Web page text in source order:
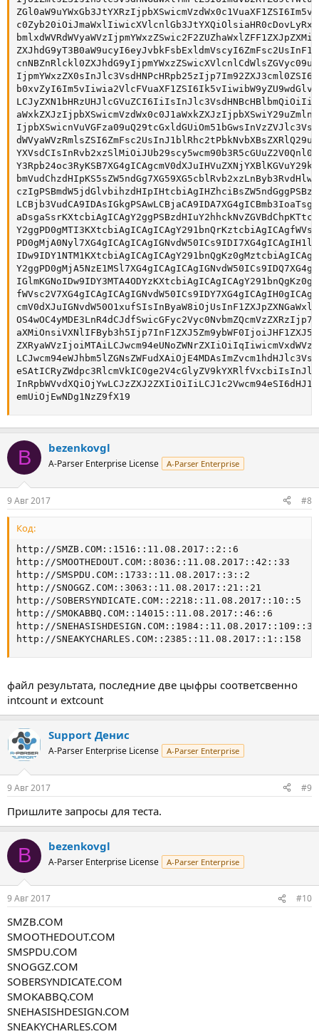
emUiOjEwNDg1NzZ9fX19
B bezenkovgl
A-Parser Enterprise License A-Parser Enterprise
9 Авг 2017 #8
Код:
http://SMZB.COM::1516::11.08.2017::2::6
http://SMOOTHEDOUT.COM::8036::11.08.2017::42::33
http://SMSPDU.COM::1733::11.08.2017::3::2
http://SNOGGZ.COM::3063::11.08.2017::21::21
http://SOBERSYNDICATE.COM::2218::11.08.2017::10::5
http://SMOKABBQ.COM::14015::11.08.2017::46::6
http://SNEHASISHDESIGN.COM::1984::11.08.2017::109::3
http://SNEAKYCHARLES.COM::2385::11.08.2017::1::158
файл результата, последние две цыфры соответсвенно
intcount и extcount
Support Денис
A-Parser Enterprise License A-Parser Enterprise
9 Авг 2017 #9
Пришлите запросы для теста.
B bezenkovgl
A-Parser Enterprise License A-Parser Enterprise
9 Авг 2017 #10
SMZB.COM
SMOOTHEDOUT.COM
SMSPDU.COM
SNOGGZ.COM
SOBERSYNDICATE.COM
SMOKABBQ.COM
SNEHASISHDESIGN.COM
SNEAKYCHARLES.COM